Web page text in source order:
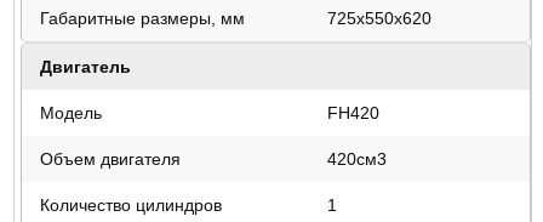
Габаритные размеры, мм 725х550х620
Двигатель
Модель FH420
Объем двигателя 420см3
Количество цилиндров 1